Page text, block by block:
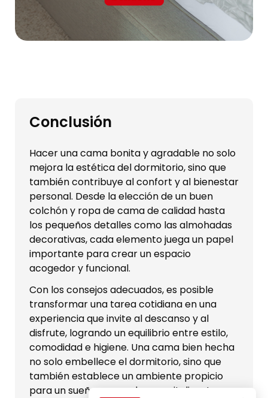
Conclusión
Hacer una cama bonita y agradable no solo
mejora la estética del dormitorio, sino que
también contribuye al confort y al bienestar
personal. Desde la elección de un buen
colchón y ropa de cama de calidad hasta
los pequeños detalles como las almohadas
decorativas, cada elemento juega un papel
importante para crear un espacio
acogedor y funcional.
Con los consejos adecuados, es posible
transformar una tarea cotidiana en una
experiencia que invite al descanso y al
disfrute, logrando un equilibrio entre estilo,
comodidad e higiene. Una cama bien hecha
no solo embellece el dormitorio, sino que
también establece un ambiente propicio
para un sueño reparador y revitalizante.